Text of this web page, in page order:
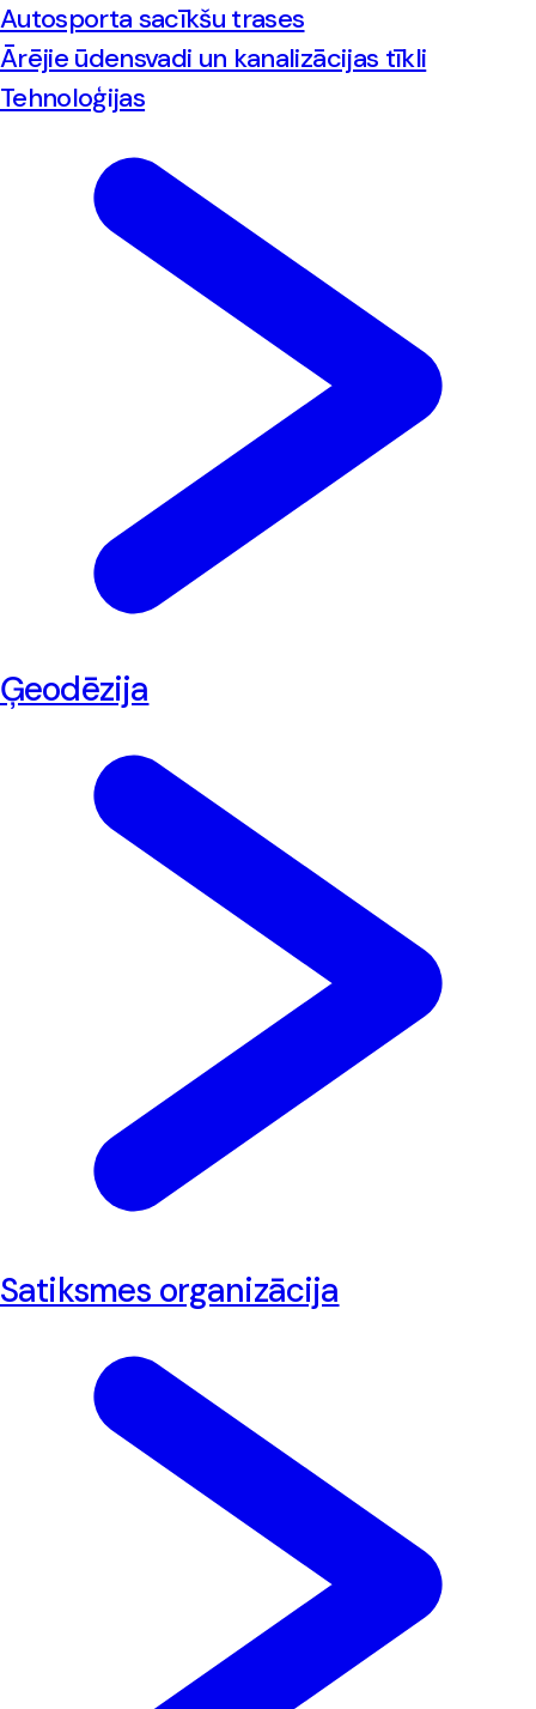
Autosporta sacīkšu trases
Ārējie ūdensvadi un kanalizācijas tīkli
Tehnoloģijas
Ģeodēzija
Satiksmes organizācija